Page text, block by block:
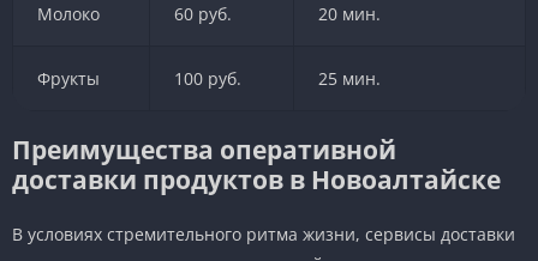
Молоко 60 руб. 20 мин.
Фрукты 100 руб. 25 мин.
Преимущества оперативной
доставки продуктов в Новоалтайске
В условиях стремительного ритма жизни, сервисы доставки